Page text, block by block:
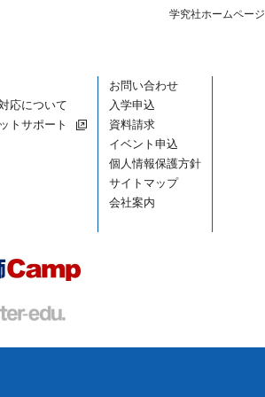
学究社ホームページ
応について
トサポート
お問い合わせ
入学申込
資料請求
イベント申込
個人情報保護方針
サイトマップ
会社案内